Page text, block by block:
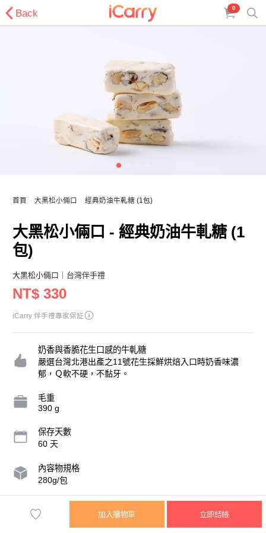
Back 0
首頁 大黑松小倆口 經典奶油牛軋糖 (1包)
大黑松小倆口 - 經典奶油牛軋糖 (1
包)
大黑松小倆口 ｜台灣伴手禮
NT$ 330
iCarry 伴手禮專家保証
奶香與香脆花生口感的牛軋糖
嚴選台灣北港出產之11號花生採鮮烘焙入口時奶香味濃
郁，Ｑ軟不硬，不黏牙。
毛重
390 g
保存天數
60 天
內容物規格
280g/包
營業人名稱
邱氏鼎食品企業股份有限公司
加入購物車 立即結帳